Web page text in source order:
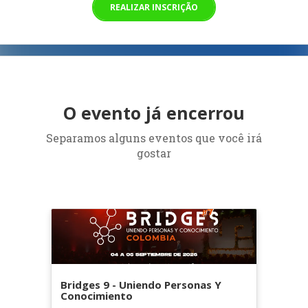
REALIZAR INSCRIÇÃO
O evento já encerrou
Separamos alguns eventos que você irá
gostar
Bridges 9 - Uniendo Personas Y
Conocimiento